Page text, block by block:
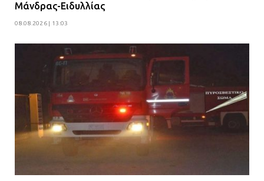
Μάνδρας-Ειδυλλίας
08.08.2026 | 13:03